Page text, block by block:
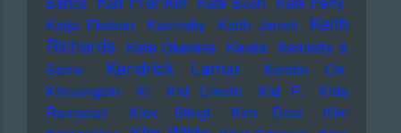
Katja Ebstein
Kavinsky Keith Jarrett
Keith
Richards Kele Okereke Kelela Kemistry &
Storm
Kendrick Lamar
Kerstin Ott
Khruangbin
KI KId Creole KId P.
KIda
Ramadan
KIev Stingl KIm Deal
KIm